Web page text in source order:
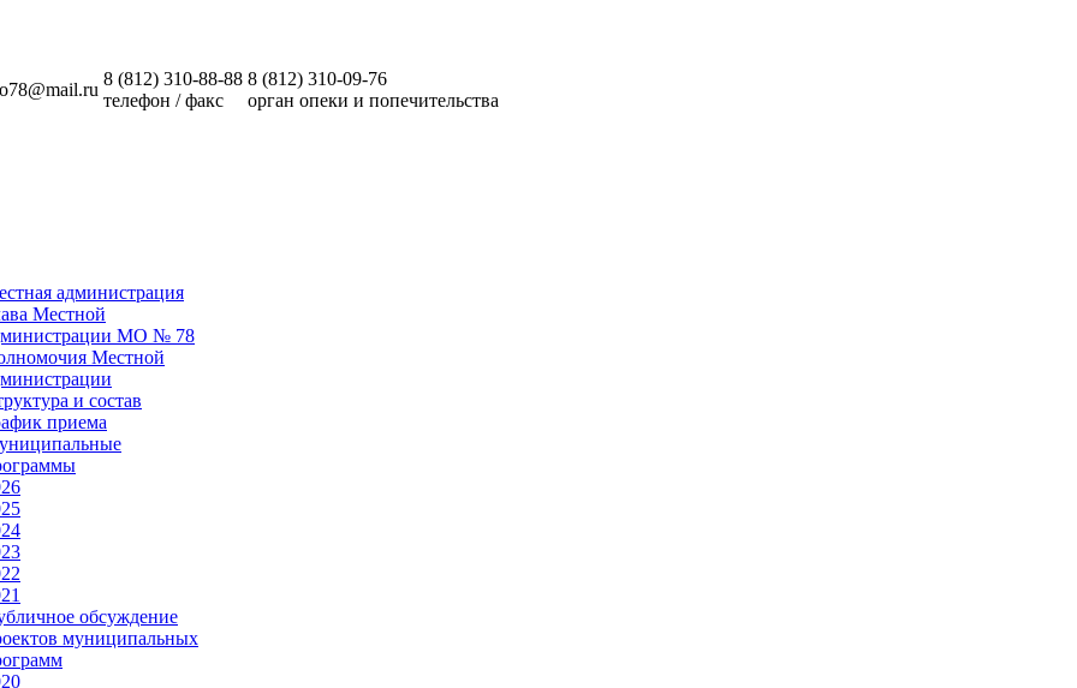
8 (812) 310-88-88
телефон / факс
8 (812) 310-09-76
орган опеки и попечительства
администрация
Местной
МО № 78
Местной
и состав
приема
обсуждение
муниципальных